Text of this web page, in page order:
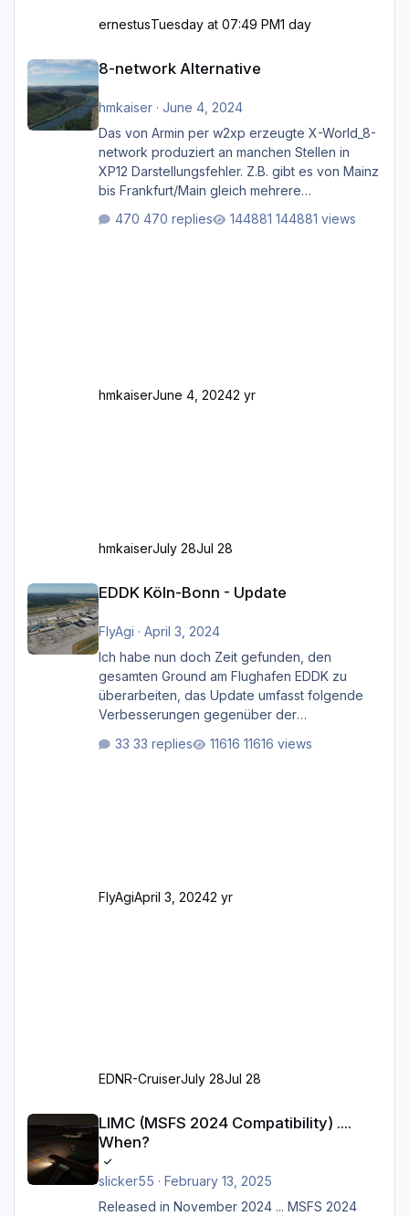
ernestusTuesday at 07:49 PM1 day
8-network Alternative
hmkaiser· June 4, 2024
Das von Armin per w2xp erzeugte X-World_8-
network produziert an manchen Stellen in
XP12 Darstellungsfehler. Z.B. gibt es von Mainz
bis Frankfurt/Main gleich mehrere
zugemauert sind. Niederräder Brücke
470 replies 144881 views
hmkaiserJune 4, 20242 yr
hmkaiserJuly 28Jul 28
EDDK Köln-Bonn - Update
EDDK Köln-Bonn - Update
FlyAgi · April 3, 2024
Ich habe nun doch Zeit gefunden, den
gesamten Ground am Flughafen EDDK zu
überarbeiten, das Update umfasst folgende
Verbesserungen gegenüber der
Bodenmarkierungen (der Flughafen sollte
33 replies 11616 views
FlyAgiApril 3, 20242 yr
EDNR-CruiserJuly 28Jul 28
LIMC (MSFS 2024 Compatibility) ....
When?
slicker55 · February 13, 2025
Released in November 2024 ... MSFS 2024